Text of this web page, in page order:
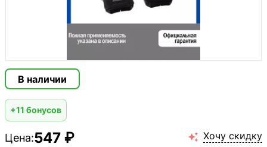
В наличии
+11 бонусов
Цена:547 ₽  Хочу скидку